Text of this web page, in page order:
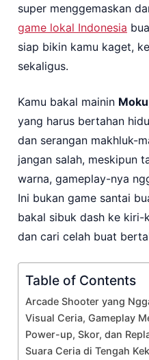
super menggemaskan
game lokal Indonesia
siap bikin kamu kaget,
sekaligus.
Kamu bakal mainin Moku
yang harus bertahan
dan serangan makhluk-
jangan salah, meskipun
warna, gameplay-nya
Ini bukan game santai
bakal sibuk dash ke kiri-
dan cari celah buat
Table of Contents
Arcade Shooter yang
Visual Ceria, Gameplay
Power-up, Skor, dan
Suara Ceria di Tengah